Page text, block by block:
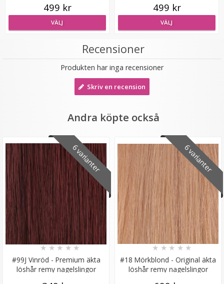
#60 Platinablond - Original äkta löshår remy microringar
loop
499 kr
VÄLJ
499 kr
VÄLJ
Recensioner
Produkten har inga recensioner
Skriv en recension
Andra köpte också
6 varianter
#99J Vinröd - Premium äkta
löshår remy nagelslingor
★★★★★
6 varianter
#18 Mörkblond - Original äkta
löshår remy nagelslingor
★ ★ ★ ★ ★